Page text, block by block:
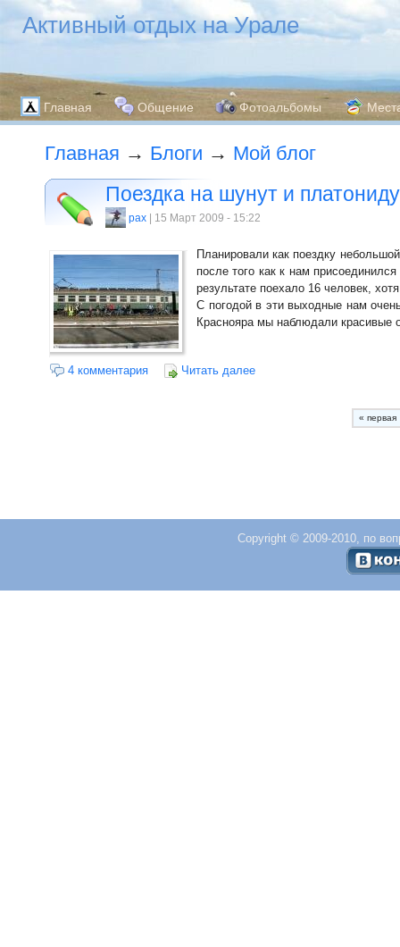
Активный отдых на Урале
Главная Общение Фотоальбомы
Главная → Блоги → Мой блог
Поездка на шунут и
pax | 15 Март 2009 - 15:22
Планировали как поездку
после того как к нам
результате поехало 16 человек,
С погодой в эти выходные нам
Краснояра мы наблюдали красивые
4 комментария Читать далее
« первая
Copyright © 2009-2010, по